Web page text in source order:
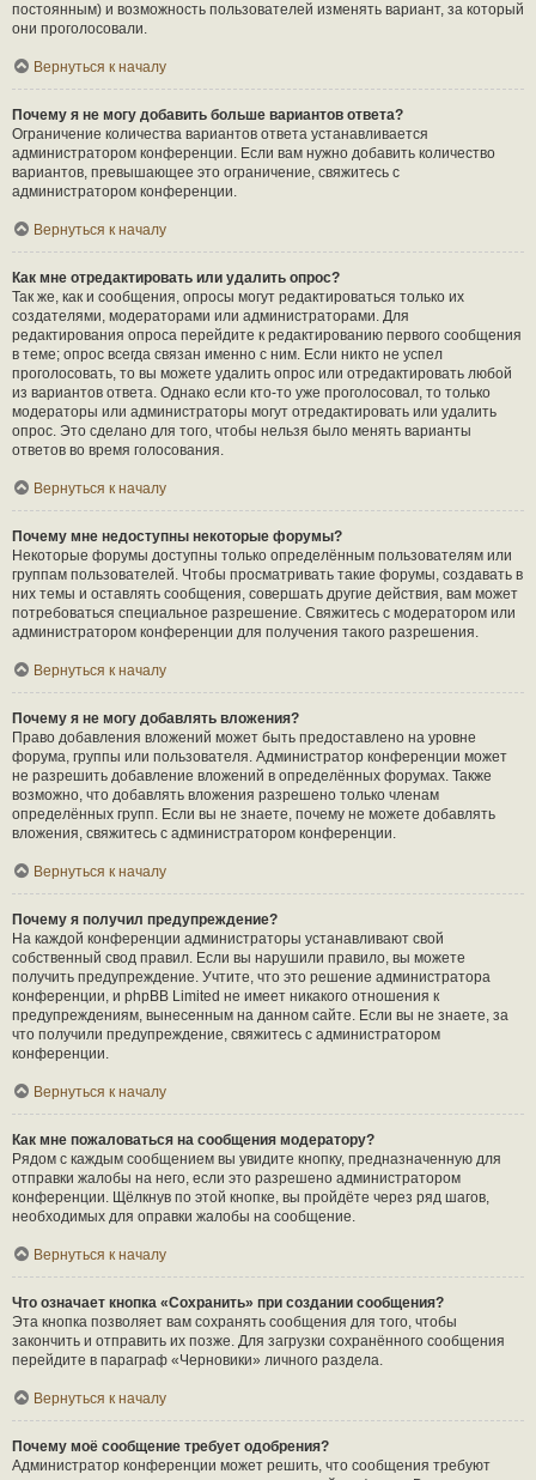
постоянным) и возможность пользователей изменять вариант, за который
они проголосовали.
Вернуться к началу
Почему я не могу добавить больше вариантов ответа?
Ограничение количества вариантов ответа устанавливается
администратором конференции. Если вам нужно добавить количество
вариантов, превышающее это ограничение, свяжитесь с
администратором конференции.
Вернуться к началу
Как мне отредактировать или удалить опрос?
Так же, как и сообщения, опросы могут редактироваться только их
создателями, модераторами или администраторами. Для
редактирования опроса перейдите к редактированию первого сообщения
в теме; опрос всегда связан именно с ним. Если никто не успел
проголосовать, то вы можете удалить опрос или отредактировать любой
из вариантов ответа. Однако если кто-то уже проголосовал, то только
модераторы или администраторы могут отредактировать или удалить
опрос. Это сделано для того, чтобы нельзя было менять варианты
ответов во время голосования.
Вернуться к началу
Почему мне недоступны некоторые форумы?
Некоторые форумы доступны только определённым пользователям или
группам пользователей. Чтобы просматривать такие форумы, создавать в
них темы и оставлять сообщения, совершать другие действия, вам может
потребоваться специальное разрешение. Свяжитесь с модератором или
администратором конференции для получения такого разрешения.
Вернуться к началу
Почему я не могу добавлять вложения?
Право добавления вложений может быть предоставлено на уровне
форума, группы или пользователя. Администратор конференции может
не разрешить добавление вложений в определённых форумах. Также
возможно, что добавлять вложения разрешено только членам
определённых групп. Если вы не знаете, почему не можете добавлять
вложения, свяжитесь с администратором конференции.
Вернуться к началу
Почему я получил предупреждение?
На каждой конференции администраторы устанавливают свой
собственный свод правил. Если вы нарушили правило, вы можете
получить предупреждение. Учтите, что это решение администратора
конференции, и phpBB Limited не имеет никакого отношения к
предупреждениям, вынесенным на данном сайте. Если вы не знаете, за
что получили предупреждение, свяжитесь с администратором
конференции.
Вернуться к началу
Как мне пожаловаться на сообщения модератору?
Рядом с каждым сообщением вы увидите кнопку, предназначенную для
отправки жалобы на него, если это разрешено администратором
конференции. Щёлкнув по этой кнопке, вы пройдёте через ряд шагов,
необходимых для оправки жалобы на сообщение.
Вернуться к началу
Что означает кнопка «Сохранить» при создании сообщения?
Эта кнопка позволяет вам сохранять сообщения для того, чтобы
закончить и отправить их позже. Для загрузки сохранённого сообщения
перейдите в параграф «Черновики» личного раздела.
Вернуться к началу
Почему моё сообщение требует одобрения?
Администратор конференции может решить, что сообщения требуют